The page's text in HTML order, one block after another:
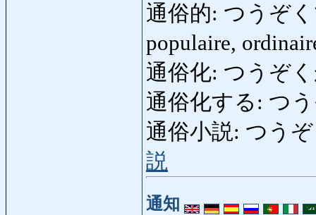
通俗的: つうぞく
populaire,
通俗化: つうぞ
通俗化する: つ
通俗小説: つう
説
通知